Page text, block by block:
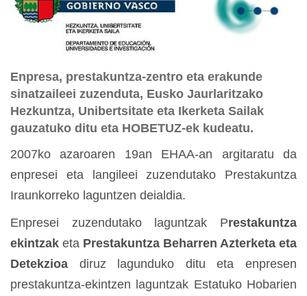
Enpresa, prestakuntza-zentro eta erakunde
sinatzaileei zuzenduta, Eusko Jaurlaritzako
Hezkuntza, Unibertsitate eta Ikerketa Sailak
gauzatuko ditu eta HOBETUZ-ek kudeatu.
2007ko azaroaren 19an EHAA-an argitaratu da
enpresei eta langileei zuzendutako Prestakuntza
Iraunkorreko laguntzen deialdia.
Enpresei zuzendutako laguntzak Prestakuntza
ekintzak eta Prestakuntza Beharren Azterketa eta
Detekzioa diruz lagunduko ditu eta enpresen
prestakuntza-ekintzen laguntzak Estatuko Hobarien